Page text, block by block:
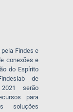
Findes e
conexões e
do Espírito
de
serão
para
soluções